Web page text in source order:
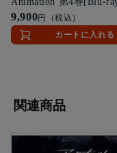
9,900円（税込）
カートに入れる
関連商品